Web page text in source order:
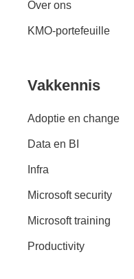
Over ons
KMO-portefeuille
Vakkennis
Adoptie en change
Data en BI
Infra
Microsoft security
Microsoft training
Productivity